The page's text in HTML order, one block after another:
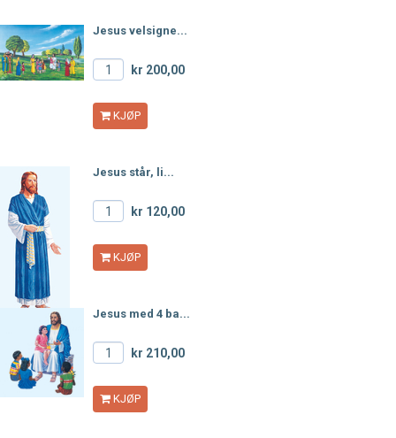
Jesus velsigne...
kr 200,00
KJØP
Jesus står, li...
kr 120,00
KJØP
Jesus med 4 ba...
kr 210,00
KJØP